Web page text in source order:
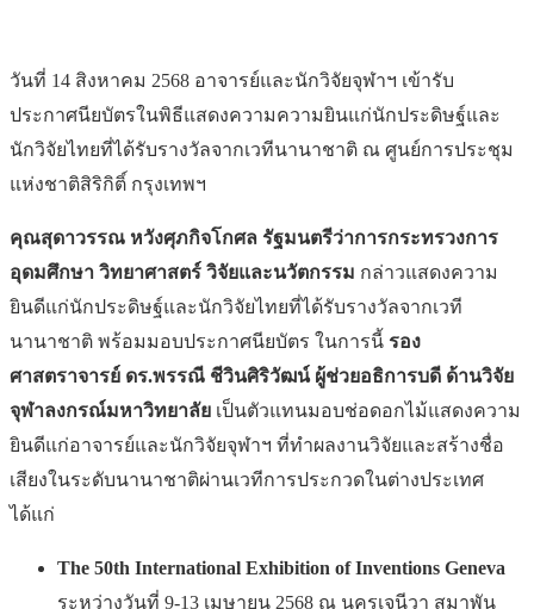
วันที่ 14 สิงหาคม 2568 อาจารย์และนักวิจัยจุฬาฯ เข้ารับ
ประกาศนียบัตรในพิธีแสดงความความยินแก่นักประดิษฐ์และ
นักวิจัยไทยที่ได้รับรางวัลจากเวทีนานาชาติ ณ ศูนย์การประชุม
แห่งชาติสิริกิติ์ กรุงเทพฯ
คุณสุดาวรรณ หวังศุภกิจโกศล รัฐมนตรีว่าการกระทรวงการ
อุดมศึกษา วิทยาศาสตร์ วิจัยและนวัตกรรม กล่าวแสดงความ
ยินดีแก่นักประดิษฐ์และนักวิจัยไทยที่ได้รับรางวัลจากเวที
นานาชาติ พร้อมมอบประกาศนียบัตร ในการนี้ รอง
ศาสตราจารย์ ดร.พรรณี ชีวินศิริวัฒน์ ผู้ช่วยอธิการบดี ด้านวิจัย
จุฬาลงกรณ์มหาวิทยาลัย เป็นตัวแทนมอบช่อดอกไม้แสดงความ
ยินดีแก่อาจารย์และนักวิจัยจุฬาฯ ที่ทำผลงานวิจัยและสร้างชื่อ
เสียงในระดับนานาชาติผ่านเวทีการประกวดในต่างประเทศ
ได้แก่
The 50th International Exhibition of Inventions Geneva
ระหว่างวันที่ 9-13 เมษายน 2568 ณ นครเจนีวา สมาพัน